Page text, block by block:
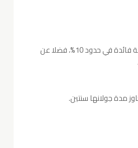
كما تم الترفيع في قيمة القرض إلى 50 ألف دينار عوضا عن 10 آلاف دينار، و بنسبة فائدة في حدود 10%، فضلا عن
مدة جولانها سنتين.